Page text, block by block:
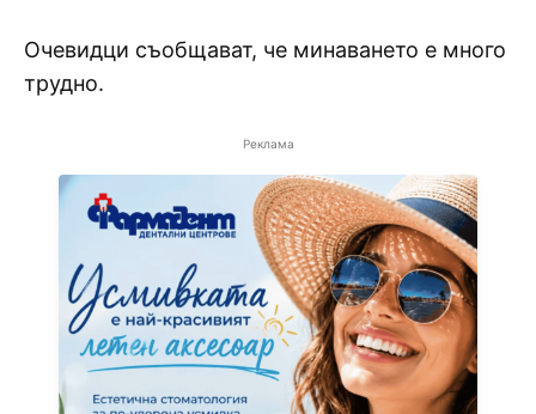
Очевидци съобщават, че минаването е много
трудно.
Реклама